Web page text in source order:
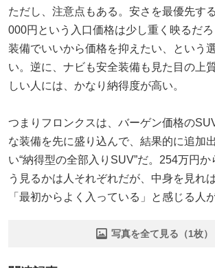
ただし、注意点もある。安さを最優先す
000円という入口価格は少し重く映るだ
装備でいいから価格を抑えたい、という
い。逆に、ナビも安全装備も見た目の上
しい人には、かなり納得度が高い。
つまりフロンクスは、バーゲン価格の
な装備を先に盛り込んで、結果的に追加
い“納得型の全部入りSUV”だ。254万円
う見るかは人それぞれだが、中身を見れ
「最初からよく入っている」と感じる人
写真を全て見る（1枚）